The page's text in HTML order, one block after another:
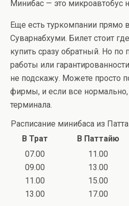
Минибас — это микроавтобус
Еще есть туркомпании прямо
Суварнабхуми. Билет стоит
купить сразу обратный. Но по
работы или
не подскажу. Можете просто
фирмы, и если все нормально,
терминала.
Расписание минибаса из
В Трат
В Паттайю
07.00
09.00
11.00
13.00
11.00
13.00
15.00
17.00